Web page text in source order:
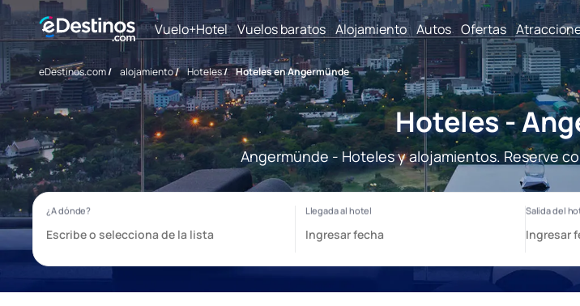
Vuelo+Hotel Vuelos baratos Alojamiento Autos Ofertas
eDestinos.com/ alojamiento/ Hoteles/ Hoteles en Angermünde
Hoteles -
Angermünde - Hoteles y alojamientos. Reserve